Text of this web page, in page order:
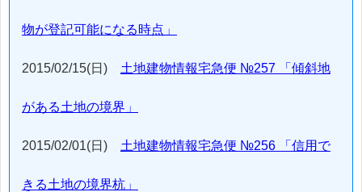
物が登記可能になる時点」
2015/02/15(日) 土地建物情報宅急便 №257 「傾斜地
がある土地の境界」
2015/02/01(日) 土地建物情報宅急便 №256 「信用で
きる土地の境界杭」